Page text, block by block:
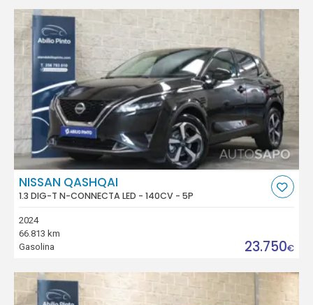
NISSAN QASHQAI
1.3 DIG-T N-CONNECTA LED - 140CV - 5P
2024
66.813 km
Gasolina
23.750€